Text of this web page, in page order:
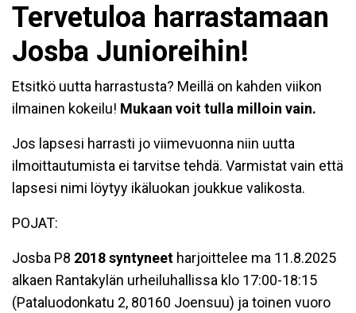
Tervetuloa harrastamaan
Josba Junioreihin!
Etsitkö uutta harrastusta? Meillä on kahden viikon
ilmainen kokeilu! Mukaan voit tulla milloin vain.
Jos lapsesi harrasti jo viimevuonna niin uutta
ilmoittautumista ei tarvitse tehdä. Varmistat vain että
lapsesi nimi löytyy ikäluokan joukkue valikosta.
POJAT:
Josba P8 2018syntyneet harjoittelee ma 11.8.2025
alkaen Rantakylän urheiluhallissa klo 17:00-18:15
(Pataluodonkatu 2, 80160 Joensuu) ja toinen vuoro